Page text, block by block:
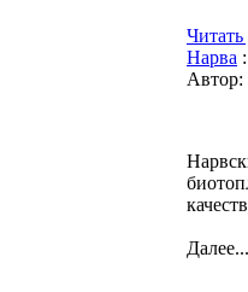
Нарва :
Автор:
Далее...